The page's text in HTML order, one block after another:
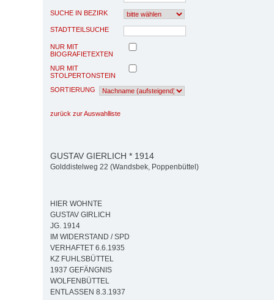
SUCHE IN BEZIRK
STADTTEILSUCHE
NUR MIT
BIOGRAFIETEXTEN
NUR MIT
STOLPERTONSTEIN
SORTIERUNG
zurück zur Auswahlliste
GUSTAV GIERLICH * 1914
Golddistelweg 22 (Wandsbek, Poppenbüttel)
HIER WOHNTE
GUSTAV GIRLICH
JG. 1914
IM WIDERSTAND / SPD
VERHAFTET 6.6.1935
KZ FUHLSBÜTTEL
1937 GEFÄNGNIS
WOLFENBÜTTEL
ENTLASSEN 8.3.1937